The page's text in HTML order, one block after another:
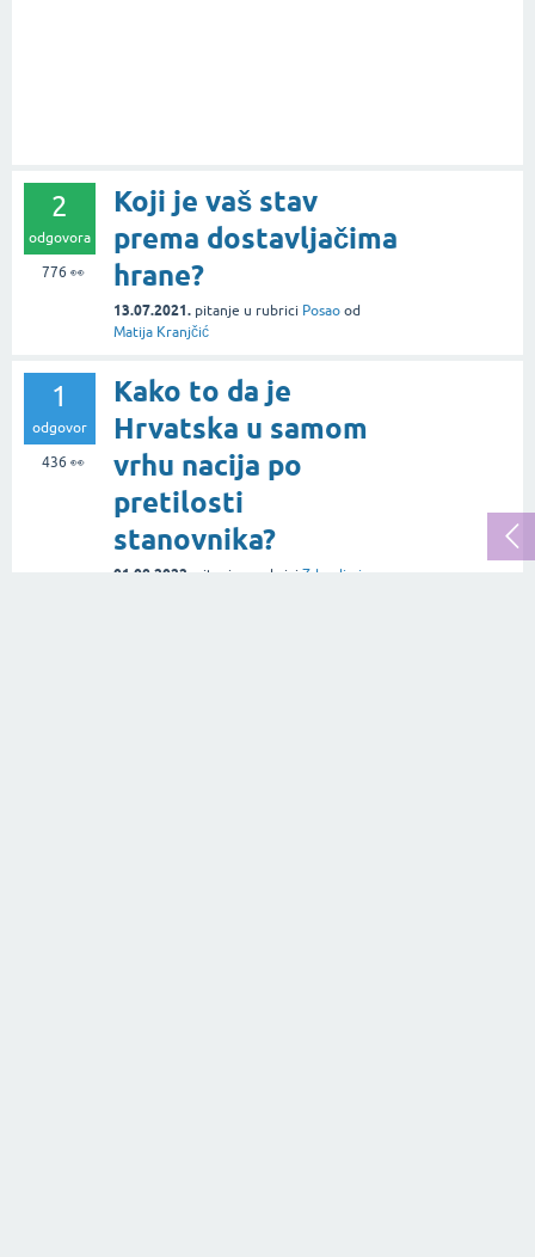
2
odgovora
776 👀
Koji je vaš stav
prema dostavljačima
hrane?
13.07.2021. pitanje u rubrici Posao od
Matija Kranjčić
1
odgovor
436 👀
Kako to da je
Hrvatska u samom
vrhu nacija po
pretilosti
stanovnika?
01.08.2022. pitanje u rubrici Zdravlje i